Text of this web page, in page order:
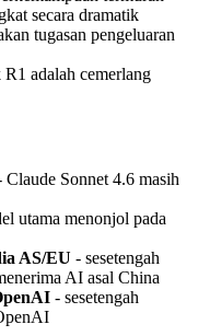
secara dramatik
tugasan pengeluaran
R1 adalah cemerlang
Claude Sonnet 4.6 masih
utama menonjol pada
AS/EU - sesetengah
AI asal China
- sesetengah